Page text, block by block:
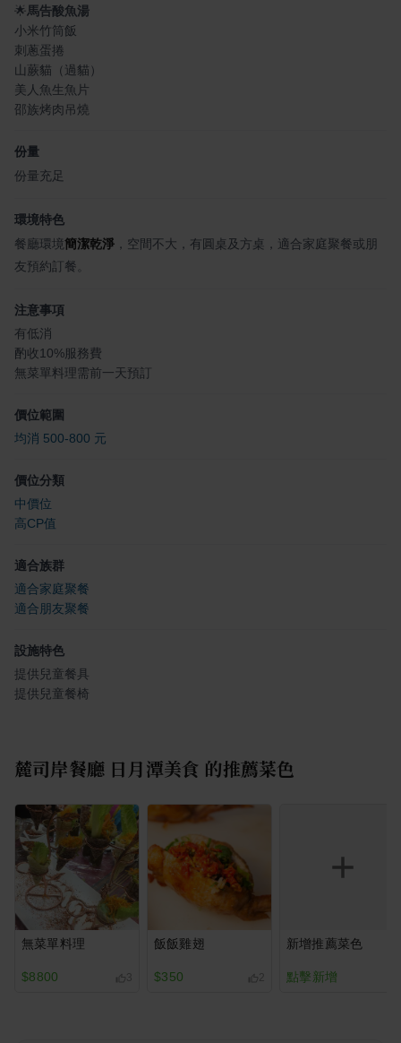
🌟馬告酸魚湯
小米竹筒飯
刺蔥蛋捲
山蕨貓（過貓）
美人魚生魚片
邵族烤肉吊燒
份量
份量充足
環境特色
餐廳環境簡潔乾淨 ，空間不大，有圓桌及方桌，適合家庭聚餐或朋
友預約訂餐。
注意事項
有低消
酌收10%服務費
無菜單料理需前一天預訂
價位範圍
均消 500-800 元
價位分類
中價位
高CP值
適合族群
適合家庭聚餐
適合朋友聚餐
設施特色
提供兒童餐具
提供兒童餐椅
麓司岸餐廳 日月潭美食 的推薦菜色
無菜單料理
$8800 3
飯飯雞翅
$350 2
新增推薦菜色
點擊新增